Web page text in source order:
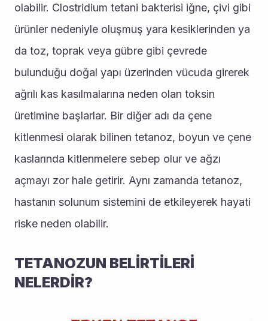
olabilir. Clostridium tetani bakterisi iğne, çivi gibi
ürünler nedeniyle oluşmuş yara kesiklerinden ya
da toz, toprak veya gübre gibi çevrede
bulunduğu doğal yapı üzerinden vücuda girerek
ağrılı kas kasılmalarına neden olan toksin
üretimine başlarlar. Bir diğer adı da çene
kitlenmesi olarak bilinen tetanoz, boyun ve çene
kaslarında kitlenmelere sebep olur ve ağzı
açmayı zor hale getirir. Aynı zamanda tetanoz,
hastanın solunum sistemini de etkileyerek hayati
riske neden olabilir.
TETANOZUN BELİRTİLERİ
NELERDİR?